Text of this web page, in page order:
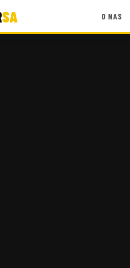
SA O NAS